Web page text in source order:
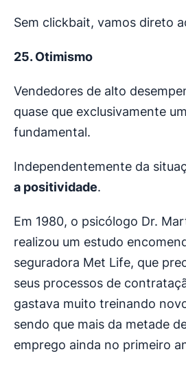
Sem clickbait, vamos direto
25. Otimismo
Vendedores de alto
quase que exclusivamente
fundamental.
Independentemente da
a positividade.
Em 1980, o psicólogo Dr.
realizou um estudo
seguradora Met Life, que
seus processos de
gastava muito treinando
sendo que mais da metade
emprego ainda no primeiro